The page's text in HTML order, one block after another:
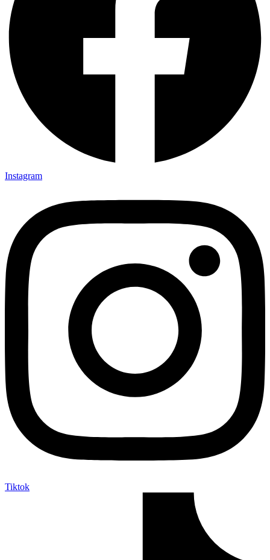
Instagram
Tiktok